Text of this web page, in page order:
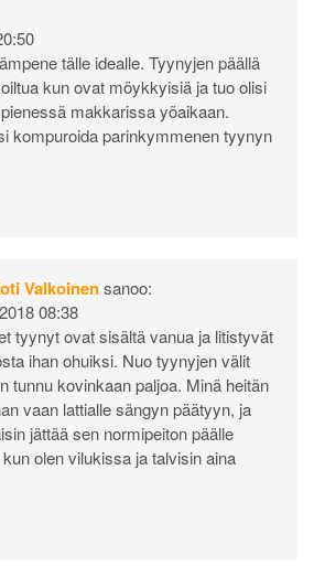
tälle idealle. Tyynyjen päällä
kun ovat möykkyisiä ja tuo olisi
makkarissa yöaikaan.
kompuroida parinkymmenen tyynyn
Valkoinensanoo:
08:38
tyynyt ovat sisältä vanua ja litistyvät
ihan ohuiksi. Nuo tyynyjen välit
tunnu kovinkaan paljoa. Minä heitän
vaan lattialle sängyn päätyyn, ja
jättää sen normipeiton päälle
olen vilukissa ja talvisin aina